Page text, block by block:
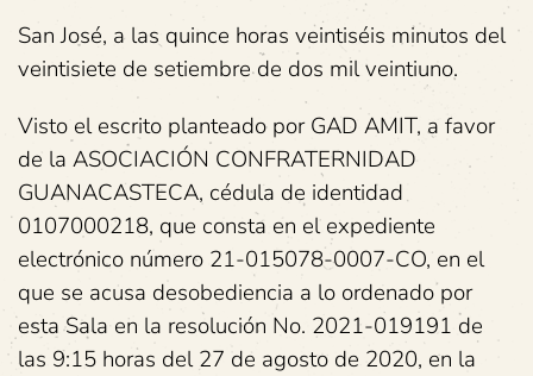
San José, a las quince horas veintiséis minutos del
veintisiete de setiembre de dos mil veintiuno.
Visto el escrito planteado por GAD AMIT, a favor
de la ASOCIACIÓN CONFRATERNIDAD
GUANACASTECA, cédula de identidad
0107000218, que consta en el expediente
electrónico número 21-015078-0007-CO, en el
que se acusa desobediencia a lo ordenado por
esta Sala en la resolución No. 2021-019191 de
las 9:15 horas del 27 de agosto de 2020, en la